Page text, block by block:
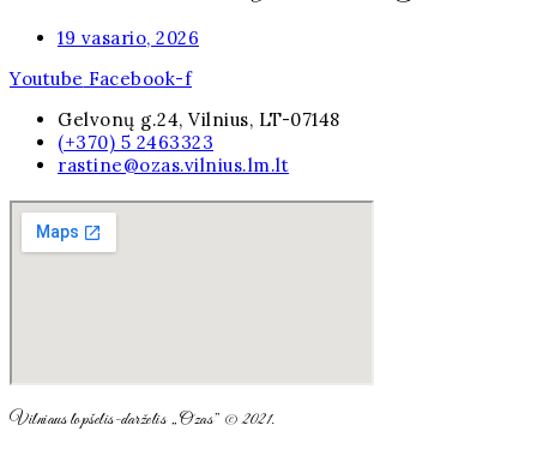
19 vasario, 2026
Youtube Facebook-f
Gelvonų g.24, Vilnius, LT-07148
(+370) 5 2463323
rastine@ozas.vilnius.lm.lt
Vilniaus lopšelis-darželis „Ozas” © 2021.